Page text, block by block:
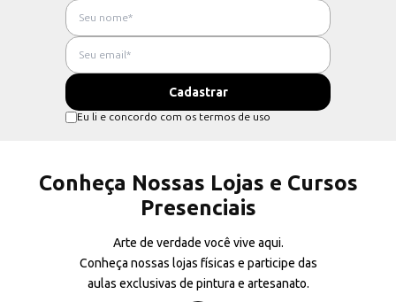
Eu li e concordo com os termos de uso
Conheça Nossas Lojas e Cursos
Presenciais
Arte de verdade você vive aqui.
Conheça nossas lojas físicas e participe das
aulas exclusivas de pintura e artesanato.